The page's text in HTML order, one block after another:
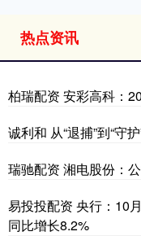
热点资讯
柏瑞配资 安彩高科：
诚利和 从“退捕”到“守
瑞驰配资 湘电股份：
易投投配资 央行：10
同比增长8.2%